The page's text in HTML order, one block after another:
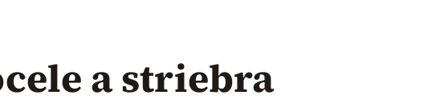
a striebra